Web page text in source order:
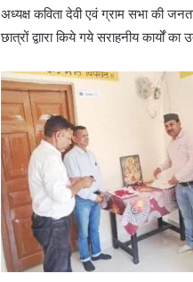
अध्यक्ष कविता देवी एवं ग्राम सभा की
छात्रों द्वाारा किये गये सराहनीय कार्यों का